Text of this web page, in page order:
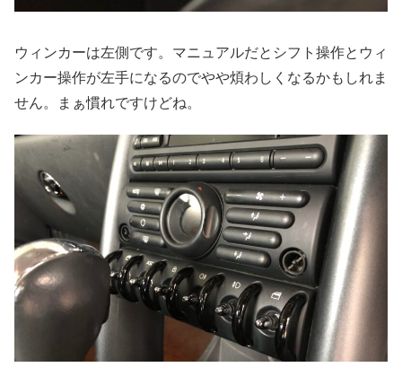
ウィンカーは左側です。マニュアルだとシフト操作とウィ
ンカー操作が左手になるのでやや煩わしくなるかもしれま
せん。まぁ慣れですけどね。